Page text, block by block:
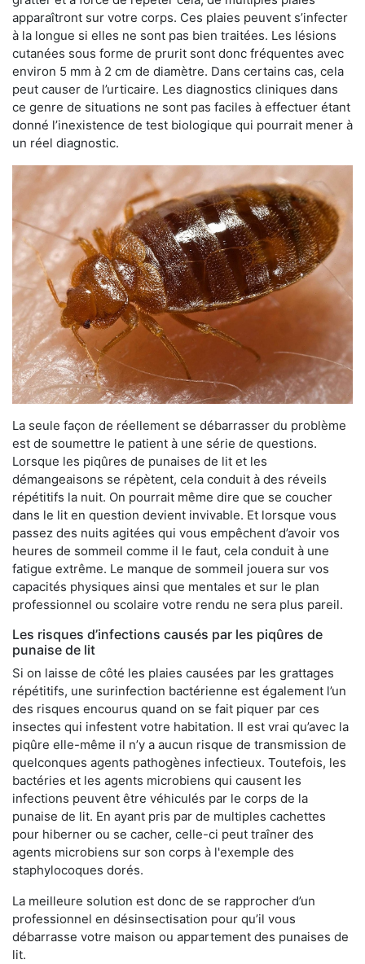
apparaîtront sur votre corps. Ces plaies peuvent s’infecter
à la longue si elles ne sont pas bien traitées. Les lésions
cutanées sous forme de prurit sont donc fréquentes avec
environ 5 mm à 2 cm de diamètre. Dans certains cas, cela
peut causer de l’urticaire. Les diagnostics cliniques dans
ce genre de situations ne sont pas faciles à effectuer étant
donné l’inexistence de test biologique qui pourrait mener à
un réel diagnostic.
La seule façon de réellement se débarrasser du problème
est de soumettre le patient à une série de questions.
Lorsque les piqûres de punaises de lit et les
démangeaisons se répètent, cela conduit à des réveils
répétitifs la nuit. On pourrait même dire que se coucher
dans le lit en question devient invivable. Et lorsque vous
passez des nuits agitées qui vous empêchent d’avoir vos
heures de sommeil comme il le faut, cela conduit à une
fatigue extrême. Le manque de sommeil jouera sur vos
capacités physiques ainsi que mentales et sur le plan
professionnel ou scolaire votre rendu ne sera plus pareil.
Les risques d’infections causés par les piqûres de
punaise de lit
Si on laisse de côté les plaies causées par les grattages
répétitifs, une surinfection bactérienne est également l’un
des risques encourus quand on se fait piquer par ces
insectes qui infestent votre habitation. Il est vrai qu’avec la
piqûre elle-même il n’y a aucun risque de transmission de
quelconques agents pathogènes infectieux. Toutefois, les
bactéries et les agents microbiens qui causent les
infections peuvent être véhiculés par le corps de la
punaise de lit. En ayant pris par de multiples cachettes
pour hiberner ou se cacher, celle-ci peut traîner des
agents microbiens sur son corps à l'exemple des
staphylocoques dorés.
La meilleure solution est donc de se rapprocher d’un
professionnel en désinsectisation pour qu’il vous
débarrasse votre maison ou appartement des punaises de
lit.